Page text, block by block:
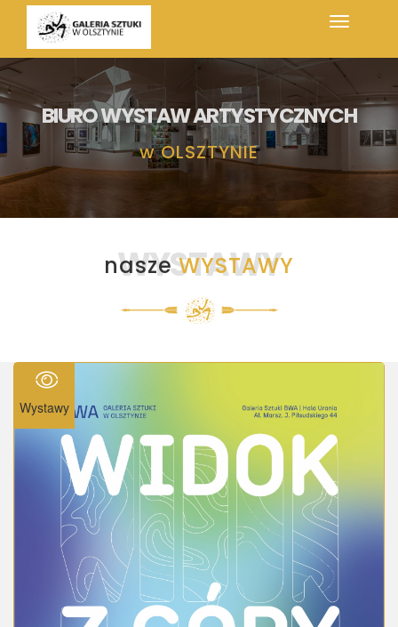
BIURO WYSTAW ARTYSTYCZNYCH
w OLSZTYNIE
WYSTAWY
naszeWYSTAWY
Wystawy